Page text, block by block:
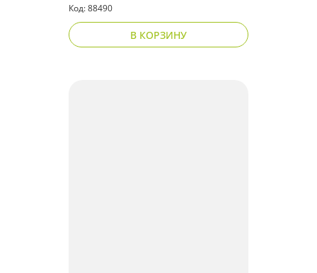
Код: 88490
В КОРЗИНУ